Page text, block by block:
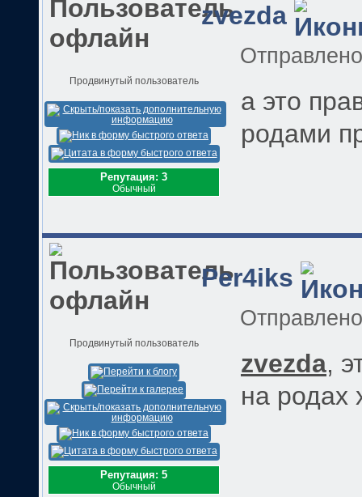
zvezda
Продвинутый пользователь
Репутация: 3
Обычный
а это
родами
Per4iks
Продвинутый пользователь
Репутация: 5
Обычный
zvezda,
на родах